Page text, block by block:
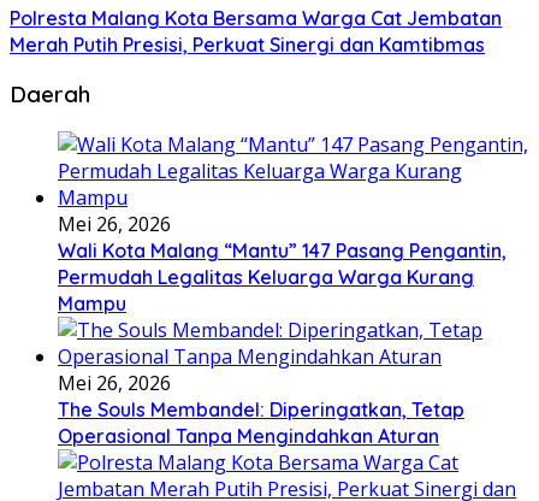
Polresta Malang Kota Bersama Warga Cat Jembatan
Merah Putih Presisi, Perkuat Sinergi dan Kamtibmas
Daerah
Mei 26, 2026
Wali Kota Malang “Mantu” 147 Pasang Pengantin,
Permudah Legalitas Keluarga Warga Kurang
Mampu
Mei 26, 2026
The Souls Membandel: Diperingatkan, Tetap
Operasional Tanpa Mengindahkan Aturan